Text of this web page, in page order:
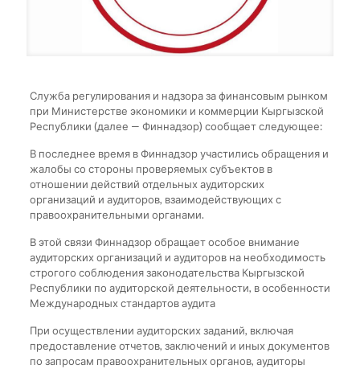
Служба регулирования и надзора за финансовым рынком
при Министерстве экономики и коммерции Кыргызской
Республики (далее — Финнадзор) сообщает следующее:
В последнее время в Финнадзор участились обращения и
жалобы со стороны проверяемых субъектов в
отношении действий отдельных аудиторских
организаций и аудиторов, взаимодействующих с
правоохранительными органами.
В этой связи Финнадзор обращает особое внимание
аудиторских организаций и аудиторов на необходимость
строгого соблюдения законодательства Кыргызской
Республики по аудиторской деятельности, в особенности
Международных стандартов аудита
При осуществлении аудиторских заданий, включая
предоставление отчетов, заключений и иных документов
по запросам правоохранительных органов, аудиторы